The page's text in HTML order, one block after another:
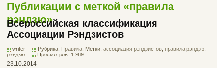
Публикации с меткой «правила
рэндзю»
Всероссийская классификация
Ассоциации Рэндзистов
writer Рубрика: Правила . Метки: ассоциация рэндзистов правила рэндзю
рэндзю
Просмотров: 1 989
23.10.2014